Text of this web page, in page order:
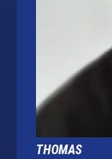
THOMAS